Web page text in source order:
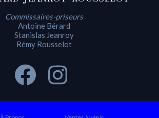
Commissaires-priseurs
Antoine Bérard
Stanislas Jeanroy
Rémy Rousselot